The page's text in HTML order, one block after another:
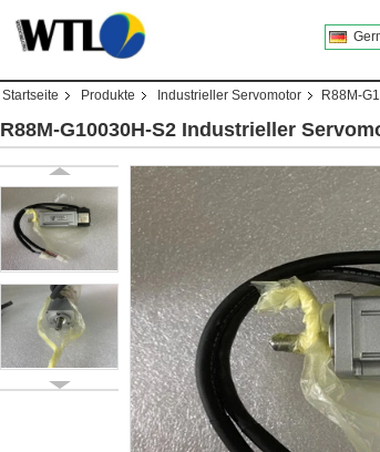
Startseite Produkte Industrieller Servomotor R88M-
R88M-G10030H-S2 Industrieller